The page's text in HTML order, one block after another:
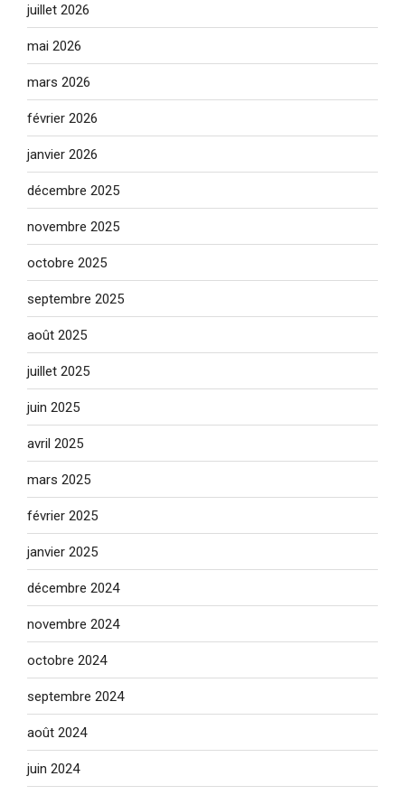
juillet 2026
mai 2026
mars 2026
février 2026
janvier 2026
décembre 2025
novembre 2025
octobre 2025
septembre 2025
août 2025
juillet 2025
juin 2025
avril 2025
mars 2025
février 2025
janvier 2025
décembre 2024
novembre 2024
octobre 2024
septembre 2024
août 2024
juin 2024